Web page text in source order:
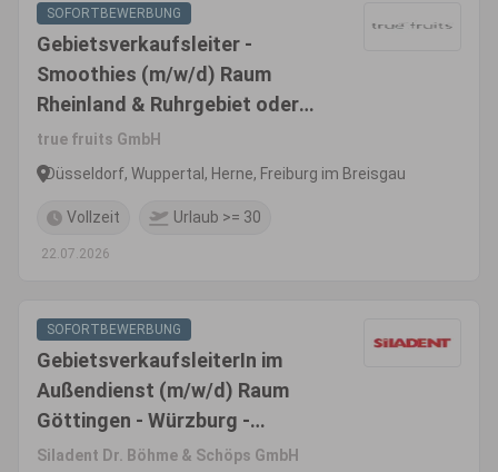
SOFORTBEWERBUNG
Gebietsverkaufsleiter -
Smoothies (m/w/d) Raum
Rheinland & Ruhrgebiet oder
Raum Freiburg mit Fokus
Grenzregion CH
true fruits GmbH
Düsseldorf, Wuppertal, Herne, Freiburg im Breisgau
Vollzeit Urlaub >= 30
22.07.2026
SOFORTBEWERBUNG
GebietsverkaufsleiterIn im
Außendienst (m/w/d) Raum
Göttingen - Würzburg -
Regensburg
Siladent Dr. Böhme & Schöps GmbH